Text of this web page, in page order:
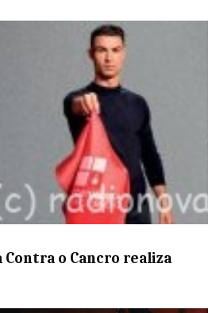
o Cancro realiza